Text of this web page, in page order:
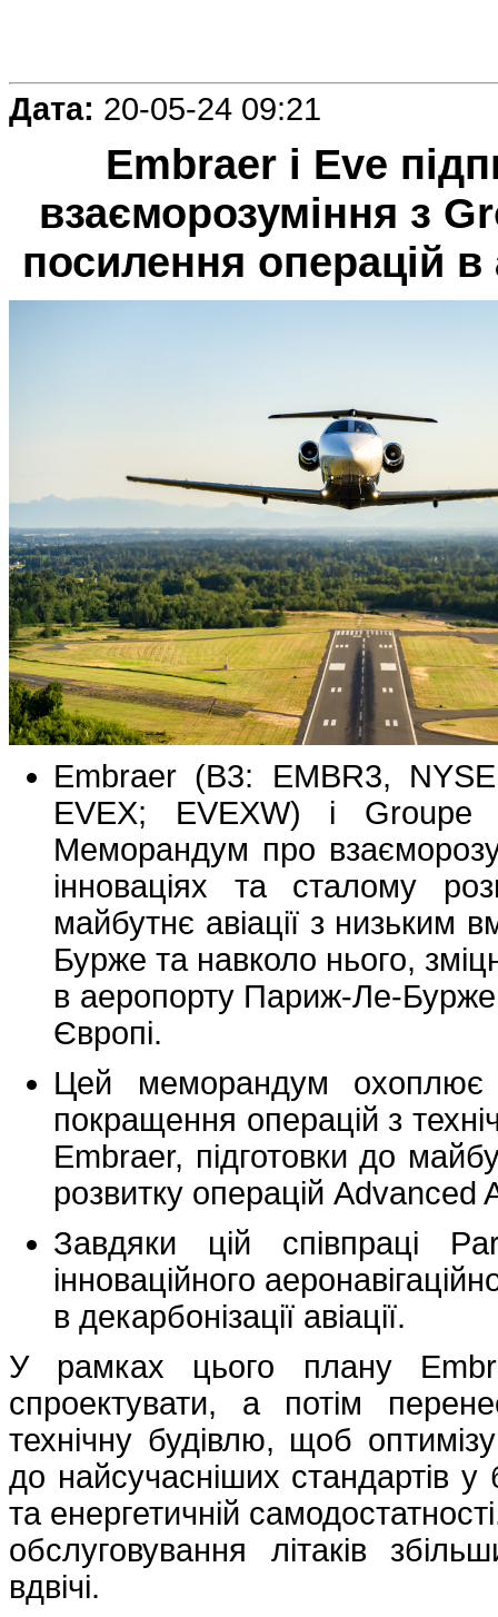
Дата: 20-05-24 09:21
Embraer і Eve
взаєморозуміння з
посилення операцій
Embraer (B3: EMBR3,
EVEX; EVEXW) і
Меморандум про
інноваціях та сталому
майбутнє авіації з низьким
Бурже та навколо нього,
в аеропорту Париж-Ле-Бурже,
Європі.
Цей меморандум охоплює
покращення операцій з
Embraer, підготовки до
розвитку операцій
Завдяки цій співпраці
інноваційного
в декарбонізації авіації.
У рамках цього плану
спроектувати, а потім
технічну будівлю, щоб
до найсучасніших стандартів у
та енергетичній
обслуговування літаків
вдвічі.